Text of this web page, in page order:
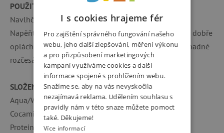
POUŽITÍ
Navlhčete vlasy a naneste malé množství šamponu.
Napěňte. Jemně masírujte délky i pokožku hlavy. Poté dobře
opláchněte a aplikujteNaif Dětský kondicionérpro snadné
rozčesávání.
SLOŽENÍ
Aqua/Water, Coco-Glucoside, Sodium Coco-Sulfate,
Cocamidopropyl Betaine, Glycerin, Hydrolyzed Wheat
Protein, Gossypium Hirsutum (Cotton) Seed Extract,
I s cookies hrajeme fér
Pro zajištění správného fungování našeho
webu, jeho další zlepšování, měření výkonu
a pro přizpůsobení marketingových
kampaní využíváme cookies a další
informace spojené s prohlížením webu.
Snažíme se, aby na vás nevyskočila
nezajímavá reklama. Udělením souhlasu s
pravidly nám v této snaze můžete pomoct
také. Děkujeme!
Více informací